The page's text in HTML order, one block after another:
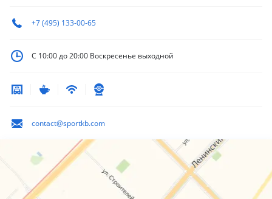
+7 (495) 133-00-65
С 10:00 до 20:00 Воскресенье выходной
contact@sportkb.com